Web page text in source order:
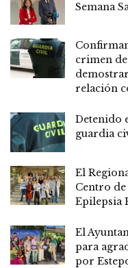
Semana
crimen
relación
Detenido
guardia
El
Centro
Epilepsia
El
para
por